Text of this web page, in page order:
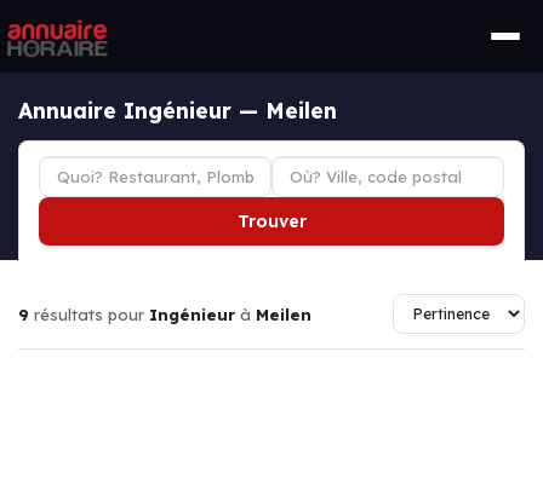
Annuaire Ingénieur — Meilen
Trouver
9 résultats pour Ingénieur à Meilen